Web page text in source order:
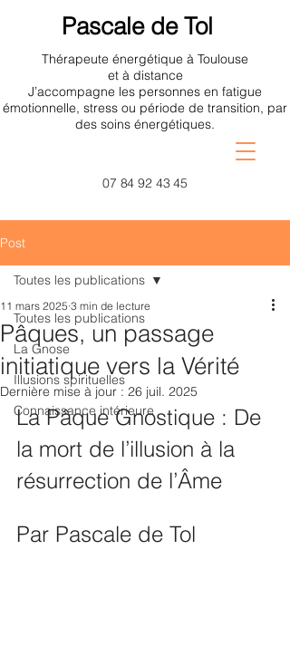
Pascale de Tol
Thérapeute énergétique à Toulouse
et à distance
J’accompagne les personnes en fatigue
émotionnelle, stress ou période de transition, par
des soins énergétiques.
07 84 92 43 45
Post
Toutes les publications
La Gnose
Illusions spirituelles
Connaissance intérieure
Toutes les publications
Pâques, un passage
initiatique vers la Vérité
11 mars 2025 3 min de lecture
Dernière mise à jour : 26 juil. 2025
La Pâque Gnostique : De
la mort de l’illusion à la
résurrection de l’Âme
Par Pascale de Tol